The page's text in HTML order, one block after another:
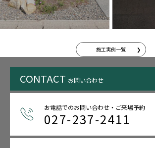
施工実例一覧
CONTACT お問い合わせ
お電話でのお問い合わせ・ご来場予約
027-237-2411